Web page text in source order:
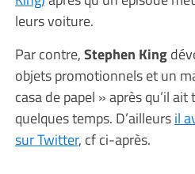
leurs voiture.
Par contre,Stephen King
objets promotionnels et un
casa de papel » après qu’il
quelques temps. D’ailleursil
sur Twitter, cf ci-après.